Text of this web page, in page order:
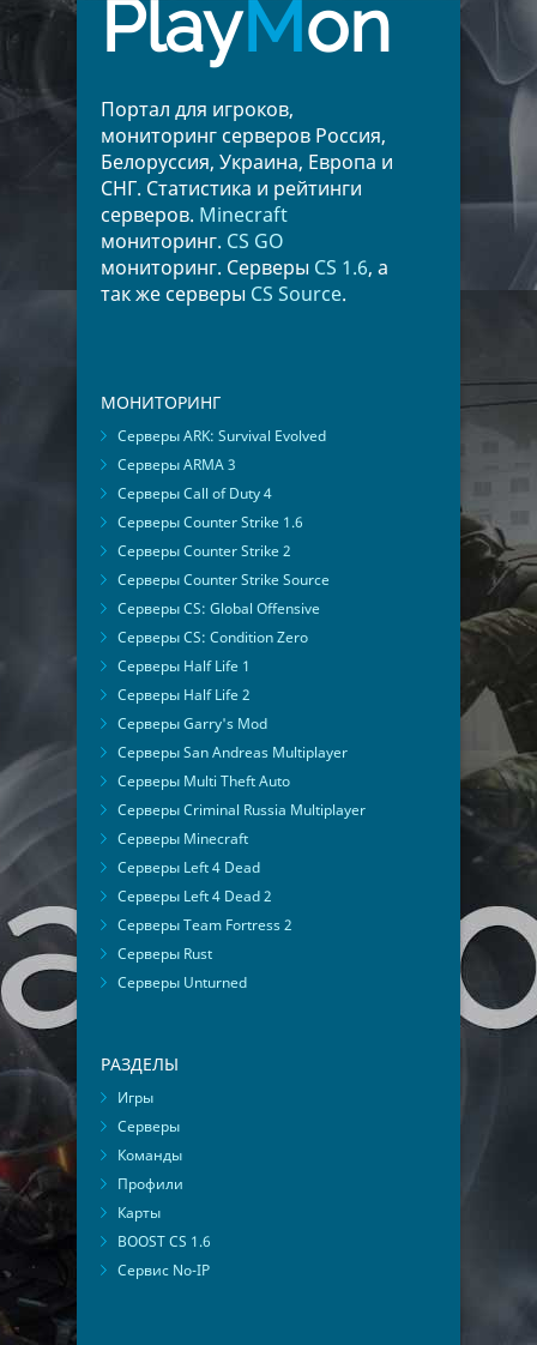
PlayMon
Портал для игроков,
мониторинг серверов Россия,
Белоруссия, Украина, Европа и
СНГ. Статистика и рейтинги
серверов. Minecraft
мониторинг. CS GO
мониторинг. Серверы CS 1.6, а
так же серверы CS Source.
МОНИТОРИНГ
Серверы ARK: Survival Evolved
Серверы ARMA 3
Серверы Call of Duty 4
Серверы Counter Strike 1.6
Серверы Counter Strike 2
Серверы Counter Strike Source
Серверы CS: Global Offensive
Серверы CS: Condition Zero
Серверы Half Life 1
Серверы Half Life 2
Серверы Garry's Mod
Серверы San Andreas Multiplayer
Серверы Multi Theft Auto
Серверы Criminal Russia Multiplayer
Серверы Minecraft
Серверы Left 4 Dead
Серверы Left 4 Dead 2
Серверы Team Fortress 2
Серверы Rust
Серверы Unturned
РАЗДЕЛЫ
Игры
Серверы
Команды
Профили
Карты
BOOST CS 1.6
Сервис No-IP